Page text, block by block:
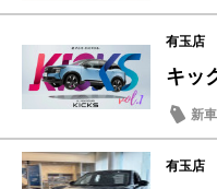
有玉店
キッ
新車
有玉店